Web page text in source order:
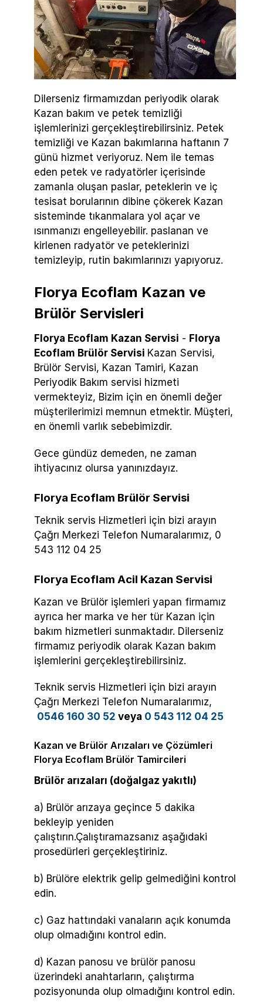
Dilerseniz firmamızdan periyodik olarak
Kazan bakım ve petek temizliği
işlemlerinizi gerçekleştirebilirsiniz. Petek
temizliği ve Kazan bakımlarına haftanın 7
günü hizmet veriyoruz. Nem ile temas
eden petek ve radyatörler içerisinde
zamanla oluşan paslar, peteklerin ve iç
tesisat borularının dibine çökerek Kazan
sisteminde tıkanmalara yol açar ve
ısınmanızı engelleyebilir. paslanan ve
kirlenen radyatör ve peteklerinizi
temizleyip, rutin bakımlarınızı yapıyoruz.
Florya Ecoflam Kazan ve
Brülör Servisleri
Florya Ecoflam Kazan Servisi - Florya
Ecoflam Brülör Servisi Kazan Servisi,
Brülör Servisi, Kazan Tamiri, Kazan
Periyodik Bakım servisi hizmeti
vermekteyiz, Bizim için en önemli değer
müşterilerimizi memnun etmektir. Müşteri,
en önemli varlık sebebimizdir.
Gece gündüz demeden, ne zaman
ihtiyacınız olursa yanınızdayız.
Florya Ecoflam Brülör Servisi
Teknik servis Hizmetleri için bizi arayın
Çağrı Merkezi Telefon Numaralarımız, 0
543 112 04 25
Florya Ecoflam Acil Kazan Servisi
Kazan ve Brülör işlemleri yapan firmamız
ayrıca her marka ve her tür Kazan için
bakım hizmetleri sunmaktadır. Dilerseniz
firmamız periyodik olarak Kazan bakım
işlemlerini gerçekleştirebilirsiniz.
Teknik servis Hizmetleri için bizi arayın
Çağrı Merkezi Telefon Numaralarımız,
0546 160 30 52 veya 0 543 112 04 25
Kazan ve Brülör Arızaları ve Çözümleri
Florya Ecoflam Brülör Tamircileri
Brülör arızaları (doğalgaz yakıtlı)
a) Brülör arızaya geçince 5 dakika
bekleyip yeniden
çalıştırın.Çalıştıramazsanız aşağıdaki
prosedürleri gerçekleştiriniz.
b) Brülöre elektrik gelip gelmediğini kontrol
edin.
c) Gaz hattındaki vanaların açık konumda
olup olmadığını kontrol edin.
d) Kazan panosu ve brülör panosu
üzerindeki anahtarların, çalıştırma
pozisyonunda olup olmadığını kontrol edin.